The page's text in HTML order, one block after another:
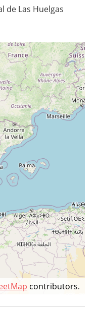
de Las Huelgas
contributors.